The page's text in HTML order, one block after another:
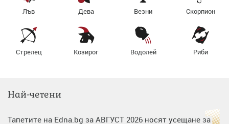
Лъв Дева Везни Скорпион
Стрелец Козирог Водолей Риби
Най-четени
Тапетите на Edna.bg за АВГУСТ 2026 носят усещане за